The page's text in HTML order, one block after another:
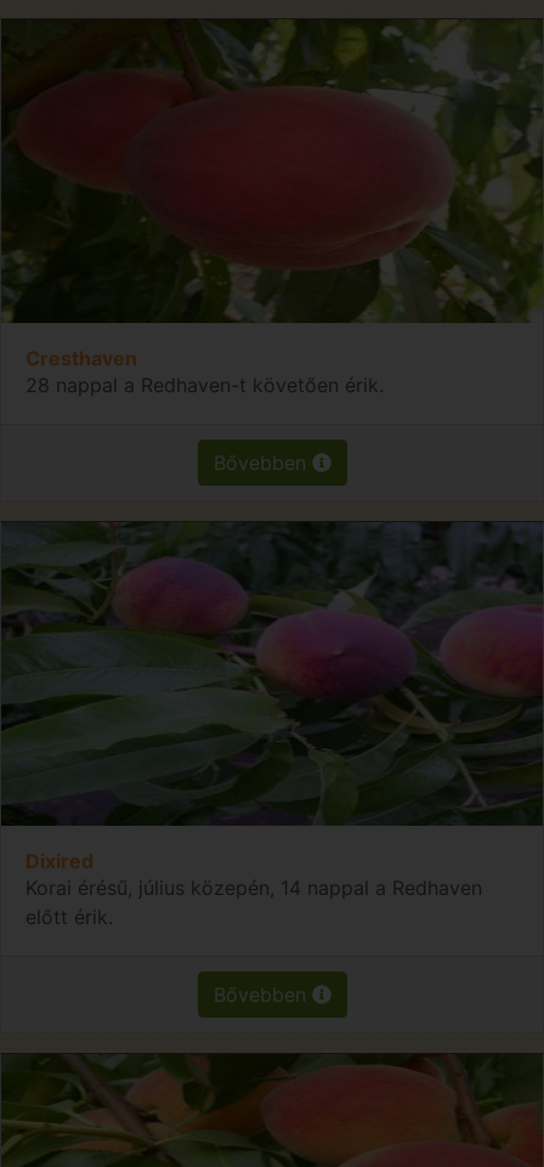
Cresthaven
28 nappal a Redhaven-t követően érik.
Bővebben
Dixired
Korai érésű, július közepén, 14 nappal a Redhaven
előtt érik.
Bővebben